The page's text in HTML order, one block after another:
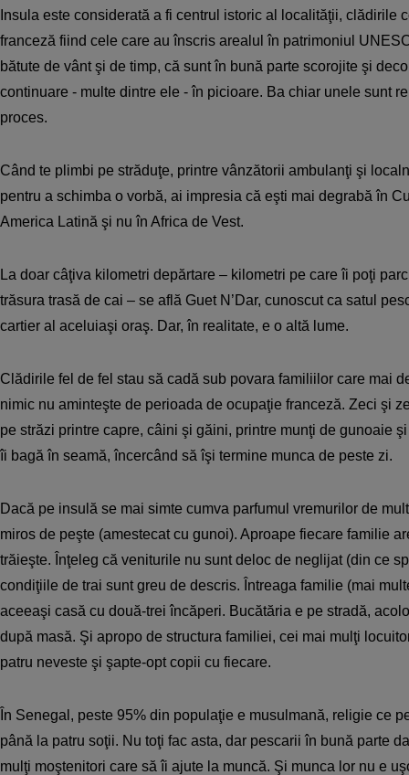
Insula este considerată a fi centrul istoric al localităţii, clădirile
franceză fiind cele care au înscris arealul în patrimoniul
bătute de vânt şi de timp, că sunt în bună parte scorojite şi
continuare - multe dintre ele - în picioare. Ba chiar unele sunt
proces.
Când te plimbi pe străduţe, printre vânzătorii ambulanţi şi
pentru a schimba o vorbă, ai impresia că eşti mai degrabă în
America Latină şi nu în Africa de Vest.
La doar câţiva kilometri depărtare – kilometri pe care îi poţi
trăsura trasă de cai – se află Guet N’Dar, cunoscut ca satul
cartier al aceluiaşi oraş. Dar, în realitate, e o altă lume.
Clădirile fel de fel stau să cadă sub povara familiilor care mai
nimic nu aminteşte de perioada de ocupaţie franceză. Zeci şi
pe străzi printre capre, câini şi găini, printre munţi de gunoaie
îi bagă în seamă, încercând să îşi termine munca de peste zi.
Dacă pe insulă se mai simte cumva parfumul vremurilor de
miros de peşte (amestecat cu gunoi). Aproape fiecare familie
trăieşte. Înţeleg că veniturile nu sunt deloc de neglijat (din ce
condiţiile de trai sunt greu de descris. Întreaga familie (mai
aceeaşi casă cu două-trei încăperi. Bucătăria e pe stradă,
după masă. Şi apropo de structura familiei, cei mai mulţi
patru neveste şi şapte-opt copii cu fiecare.
În Senegal, peste 95% din populaţie e musulmană, religie ce
până la patru soţii. Nu toţi fac asta, dar pescarii în bună parte
mulţi moştenitori care să îi ajute la muncă. Şi munca lor nu e